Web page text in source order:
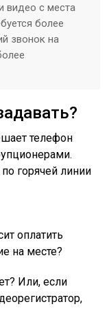
видео с места
более
звонок на
телефон
горячей линии
оплатить
на месте?
Или, если